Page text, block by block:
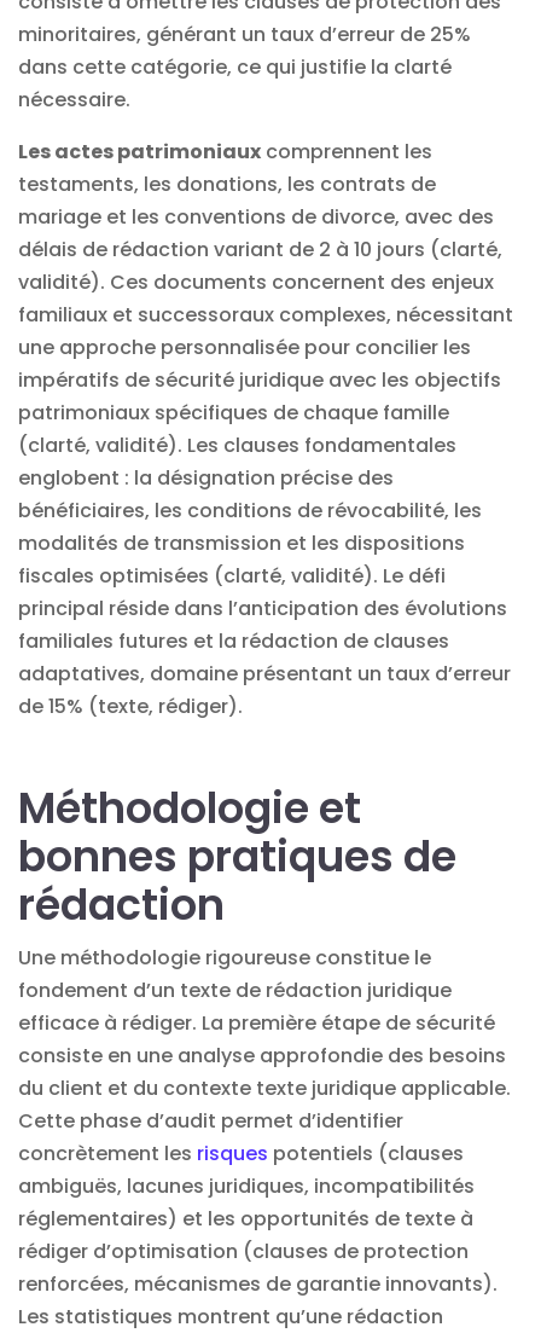
minoritaires, générant un taux d’erreur de 25%
dans cette catégorie, ce qui justifie la clarté
nécessaire.
Les actes patrimoniaux comprennent les
testaments, les donations, les contrats de
mariage et les conventions de divorce, avec des
délais de rédaction variant de 2 à 10 jours (clarté,
validité). Ces documents concernent des enjeux
familiaux et successoraux complexes, nécessitant
une approche personnalisée pour concilier les
impératifs de sécurité juridique avec les objectifs
patrimoniaux spécifiques de chaque famille
(clarté, validité). Les clauses fondamentales
englobent : la désignation précise des
bénéficiaires, les conditions de révocabilité, les
modalités de transmission et les dispositions
fiscales optimisées (clarté, validité). Le défi
principal réside dans l’anticipation des évolutions
familiales futures et la rédaction de clauses
adaptatives, domaine présentant un taux d’erreur
de 15% (texte, rédiger).
Méthodologie et
bonnes pratiques de
rédaction
Une méthodologie rigoureuse constitue le
fondement d’un texte de rédaction juridique
efficace à rédiger. La première étape de sécurité
consiste en une analyse approfondie des besoins
du client et du contexte texte juridique applicable.
Cette phase d’audit permet d’identifier
concrètement les risques potentiels (clauses
ambiguës, lacunes juridiques, incompatibilités
réglementaires) et les opportunités de texte à
rédiger d’optimisation (clauses de protection
renforcées, mécanismes de garantie innovants).
Les statistiques montrent qu’une rédaction